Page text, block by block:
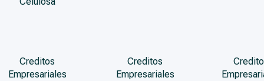
Creditos
Empresariales
Creditos
Empresariales